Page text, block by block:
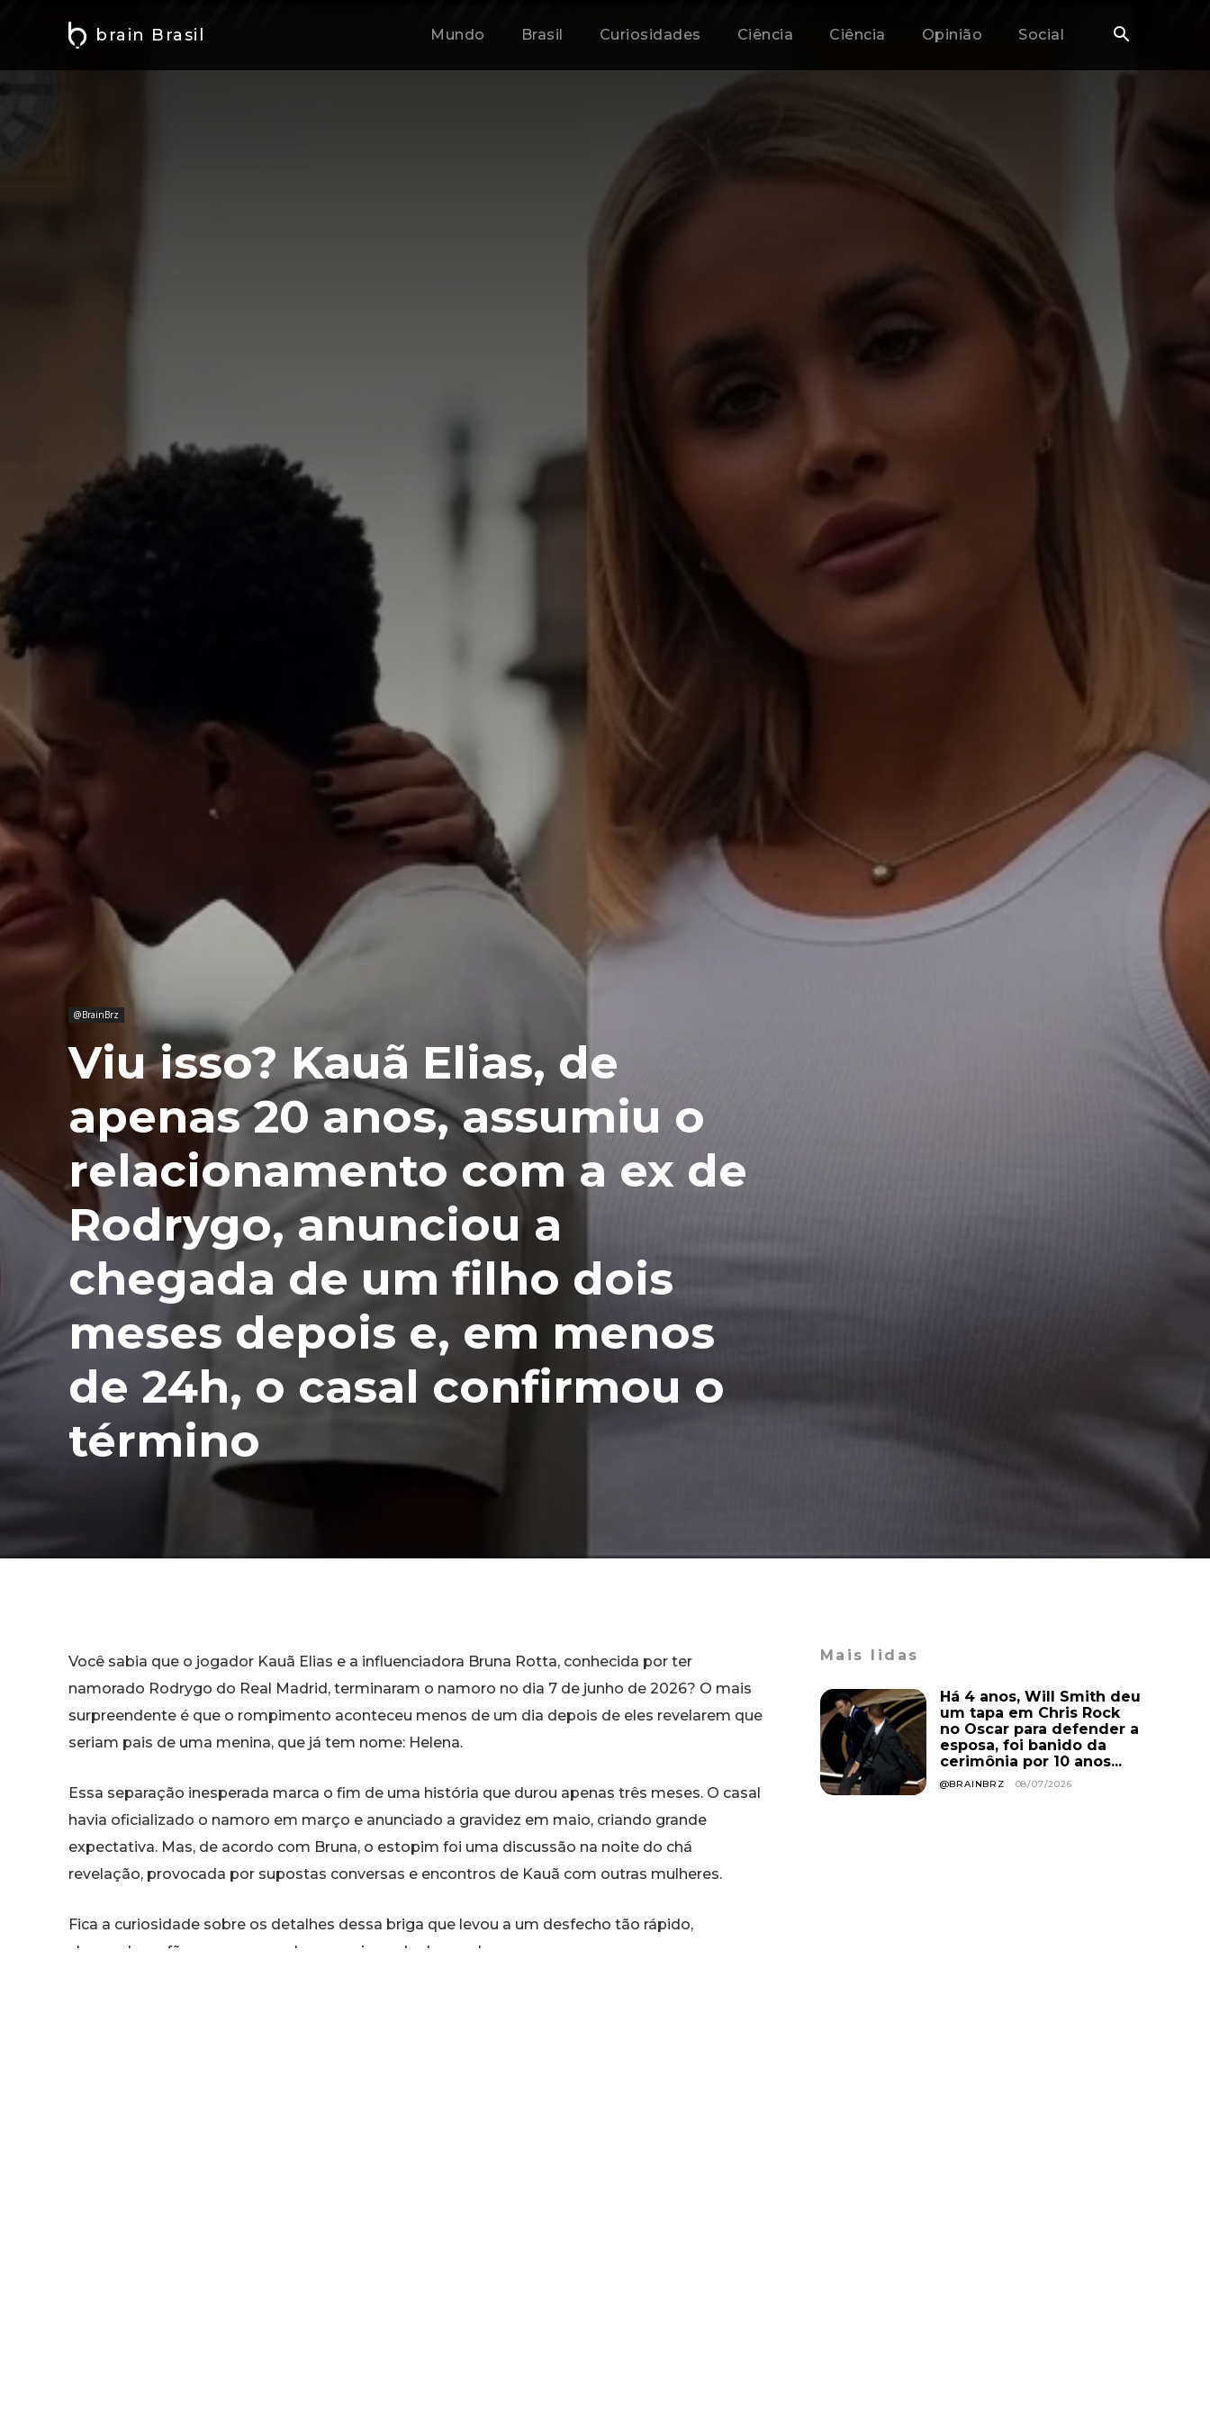
brain Brasil Mundo Brasil Curiosidades Ciência Ciência Opinião Social
@BrainBrz
Viu isso? Kauã Elias, de
apenas 20 anos, assumiu o
relacionamento com a ex de
Rodrygo, anunciou a
chegada de um filho dois
meses depois e, em menos
de 24h, o casal confirmou o
término
Você sabia que o jogador Kauã Elias e a influenciadora Bruna Rotta, conhecida por ter
namorado Rodrygo do Real Madrid, terminaram o namoro no dia 7 de junho de 2026? O mais
surpreendente é que o rompimento aconteceu menos de um dia depois de eles revelarem que
seriam pais de uma menina, que já tem nome: Helena.
Essa separação inesperada marca o fim de uma história que durou apenas três meses. O casal
havia oficializado o namoro em março e anunciado a gravidez em maio, criando grande
expectativa. Mas, de acordo com Bruna, o estopim foi uma discussão na noite do chá
revelação, provocada por supostas conversas e encontros de Kauã com outras mulheres.
Fica a curiosidade sobre os detalhes dessa briga que levou a um desfecho tão rápido,
chocando os fãs que acompanhavam a jornada do casal.
Mais lidas
Há 4 anos, Will Smith deu
um tapa em Chris Rock
no Oscar para defender a
esposa, foi banido da
cerimônia por 10 anos...
@BRAINBRZ 08/07/2026